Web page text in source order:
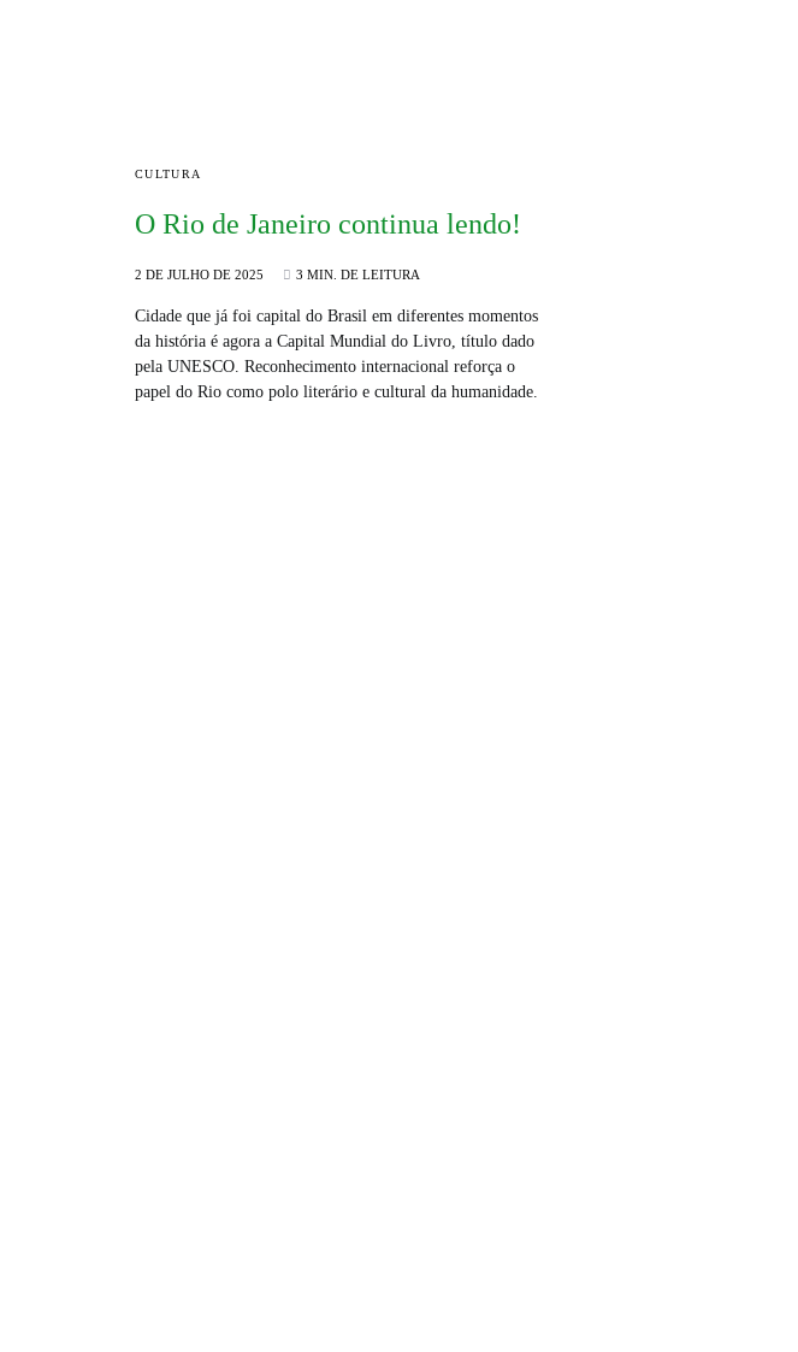
CULTURA
O Rio de Janeiro continua lendo!
2 DE JULHO DE 2025 3 MIN. DE LEITURA
Cidade que já foi capital do Brasil em diferentes momentos
da história é agora a Capital Mundial do Livro, título dado
pela UNESCO. Reconhecimento internacional reforça o
papel do Rio como polo literário e cultural da humanidade.